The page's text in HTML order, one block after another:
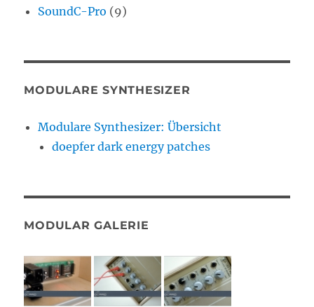
SoundC-Pro (9)
MODULARE SYNTHESIZER
Modulare Synthesizer: Übersicht
doepfer dark energy patches
MODULAR GALERIE